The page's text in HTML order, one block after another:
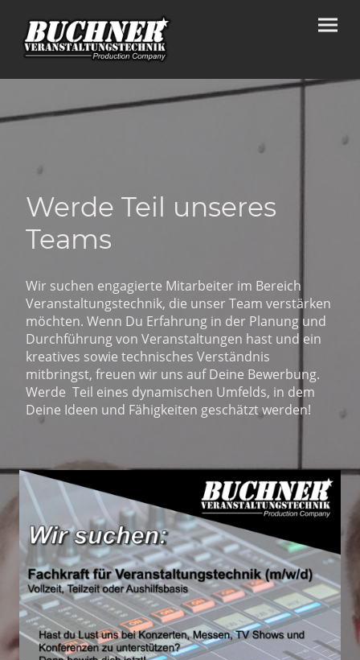
Werde Teil unseres
Teams
Wir suchen engagierte Mitarbeiter im Bereich
Veranstaltungstechnik, die unser Team verstärken
möchten. Wenn Du Erfahrung in der Planung und
Durchführung von Veranstaltungen hast und ein
kreatives sowie technisches Verständnis
mitbringst, freuen wir uns auf Deine Bewerbung.
Werde Teil eines dynamischen Umfelds, in dem
Deine Ideen und Fähigkeiten geschätzt werden!